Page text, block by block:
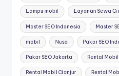
Lampu mobil Layanan Sewa
Master SEO Indonesia Master
mobil Nusa Pakar SEO
Pakar SEO Jakarta Rental Mobil
Rental Mobil Cianjur Rental